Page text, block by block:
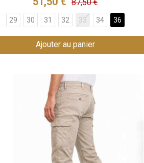
87,50 €
29 30 31 32 33 34 36
Ajouter au panier